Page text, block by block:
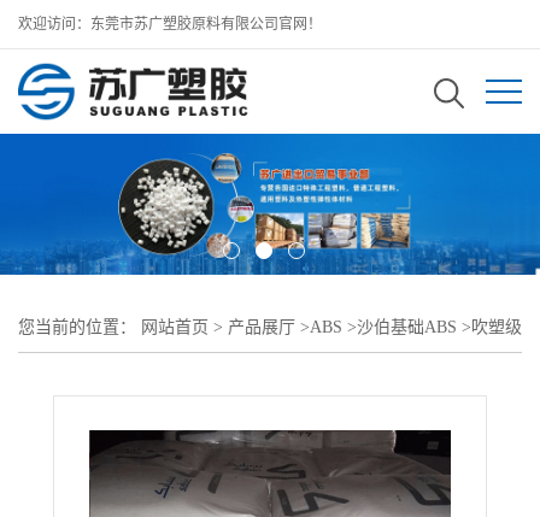
欢迎访问：东莞市苏广塑胶原料有限公司官网！
您当前的位置： 网站首页 > 产品展厅 >ABS >沙伯基础ABS > 吹塑级